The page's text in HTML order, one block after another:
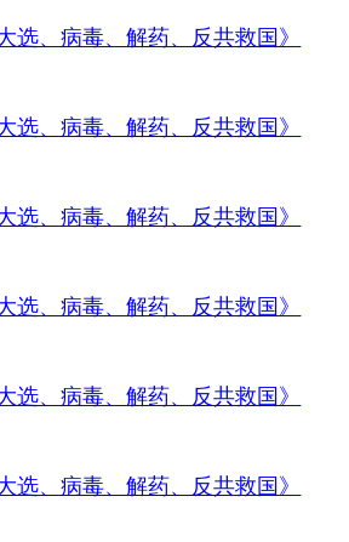
选、病毒、解药、反共救国》
选、病毒、解药、反共救国》
选、病毒、解药、反共救国》
选、病毒、解药、反共救国》
选、病毒、解药、反共救国》
选、病毒、解药、反共救国》